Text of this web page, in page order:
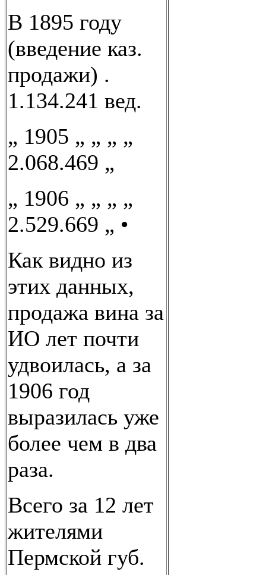
В 1895 году
(введение каз.
продажи) .
1.134.241 вед.
„ 1905 „ „ „ „
2.068.469 „
„ 1906 „ „ „ „
2.529.669 „ •
Как видно из
этих данных,
продажа вина за
ИО лет почти
удвоилась, а за
1906 год
выразилась уже
более чем в два
раза.
Всего за 12 лет
жителями
Пермской губ.